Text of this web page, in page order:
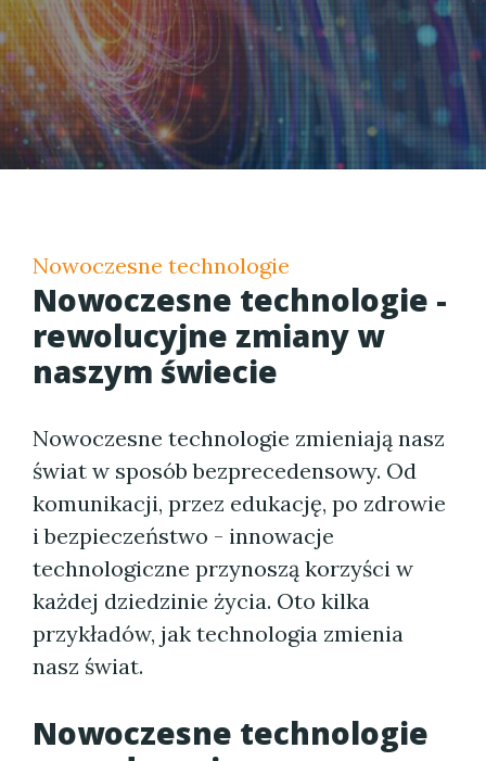
Nowoczesne technologie
Nowoczesne technologie -
rewolucyjne zmiany w
naszym świecie
Nowoczesne technologie zmieniają nasz
świat w sposób bezprecedensowy. Od
komunikacji, przez edukację, po zdrowie
i bezpieczeństwo - innowacje
technologiczne przynoszą korzyści w
każdej dziedzinie życia. Oto kilka
przykładów, jak technologia zmienia
nasz świat.
Nowoczesne technologie